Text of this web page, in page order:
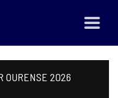
OURENSE 2026